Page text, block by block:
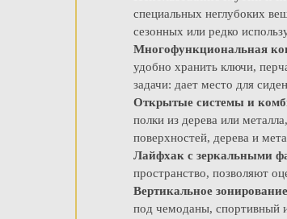
специальных неглубоких
сезонных или редко
Многофункциональная
удобно хранить ключи,
задачи: дает место для
Открытые системы и
полки из дерева или
поверхностей, дерева и
Лайфхак с зеркальными
пространство, позволяют
Вертикальное
под чемоданы, спортивный